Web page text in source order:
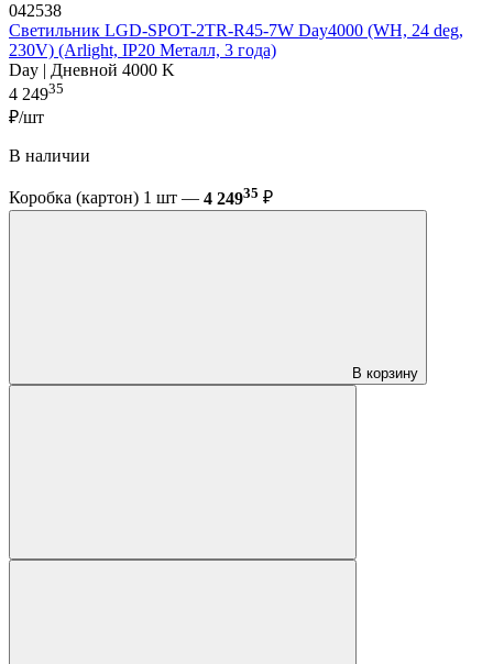
042538
Светильник LGD-SPOT-2TR-R45-7W Day4000 (WH, 24 deg,
230V) (Arlight, IP20 Металл, 3 года)
Day | Дневной 4000 K
4 24935
₽/шт
В наличии
Коробка (картон) 1 шт — 4 24935 ₽
В корзину